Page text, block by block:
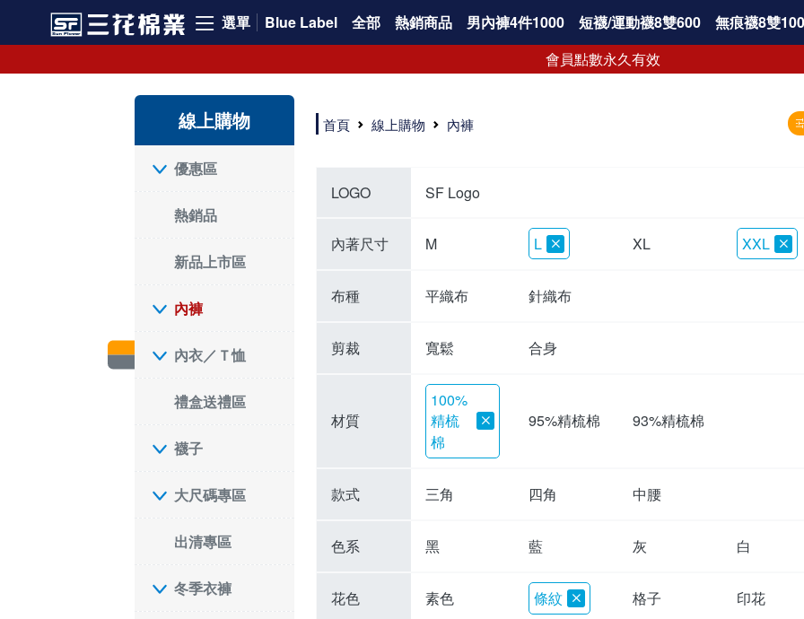
選單 Blue Label 全部 熱銷商品 男內褲4件1000 短襪/運動襪8雙600 無痕襪8雙
會員點數永久有效
線上購物
優惠區
熱銷品
新品上市區
內褲
內衣／Ｔ恤
禮盒送禮區
襪子
大尺碼專區
出清專區
冬季衣褲
選擇內褲、平口褲、純棉內褲首重品質。舒適、透氣的內褲、平口褲、純棉內褲能影響健康，須謹慎挑選。三花內褲透氣不悶，值得信賴！
三花內褲、平口褲、純棉內褲50年來持續升級，符合人體工學設計，柔軟無勒痕的鬆緊帶。三花內褲是肌膚好友，口碑熱銷！
選擇內褲首重品質。三花內褲50年來不斷升級，證明其卓越品質。符合人體工學剪裁，柔軟無痕鬆緊帶，是必買首選。兼具品質與外型，與肌膚零感接觸，穿著舒適，看來有質感。三花內褲設計獨特，質料優良，專業剪裁，呵護肌膚。新鮮高品質棉材製成，多款選擇，耐洗耐穿，三花內褲絕對首選。
"內褲購買及使用經驗網友來信分享 近年來，我經常在大型連鎖賣場如佳瑪、美華泰等地看到三花內褲的展示。最近一兩年，甚至百貨公司及街頭店鋪都開始大量出現三花專櫃或專賣店。我猜測，這應該是三花在營運策略上的調整，才使得這些改變成為現實。 本來，三花內褲一直是消費者選購內褲時的熱門選項之一。內褲櫃點的增多使我更加注意到這個品牌，因此我在選購內褲時，特意多研究了一下三花內褲的設計。 先從內褲外層包裝談起，有些內褲有PP袋包裝，有些則沒有。雖然這是一件小事，但我發現朋友們中有人會介意內褲包裝沒有PP袋。他們認為沒有PP袋會使包裝不夠精美。對我來說，有PP袋確實能提升包裝的精緻度，但內褲不裝PP袋其實也算是環保。所以，這就看每個人對內褲包裝的需求和感受了。 每次購買內褲時，我都會特別帶一件五片式剪裁的內褲。三花的平口內褲被稱為全國第一件五片式剪裁內褲，這話應該不是隨便說說的，畢竟三花是一個擁有超過50年歷史的老品牌，專注於研發和改良內褲。當初，我覺得這種設計有些花俏，只是圖個新鮮買來試試，結果發現內褲多一片真的有其優勢，尤其是減少了內褲卡屁的次數。雖然這個狀況不可能完全消失，但大大增加了穿著的舒適度。 三花內褲的價格也在我能接受的範圍內，因此它逐漸成為我的心頭好。此外，內褲選購時的另一個重要因素是鬆緊帶。看內褲是否舊了，第一眼通常看鬆緊帶。故意或不小心露出內褲褲頭的時候，印象分數也是由鬆緊帶決定的。 很多內褲品牌強調鬆緊帶的造型及花樣，這類內褲非常適合一些特殊場合，如單身聯誼或約會時穿著，能夠加分不少。日常使用的內褲則建議選擇鬆緊帶不易鬆垮的，花樣其次。三花特別強調內褲鬆緊帶的耐洗度，而其他品牌鮮少提及這一點。 分場合選擇內褲是我的習慣。特殊場合內褲要講究一點，但平日則需要選擇鬆緊帶有保障的內褲。畢竟，內褲是每天陪伴我們超過12個小時的衣物，找到適合自己且耐洗耐穿高CP值的內褲才是最明智的選擇。 內褲畢竟是消耗品，定期更換非常重要。如果內褲沾染到髒污或處於潮濕的環境，就不應該撐太久。這是因為內褲長期接觸身體的重要部位，所以選擇和保養都要謹慎。 以上是我個人的內褲使用分享，並非業配，不代表任何人的立場。內褲還是要以自身體驗最為準確。希望大家都能找到適合自己的內褲，並多多支持台灣品牌。"
首頁 線上購物 內褲
LOGO SF Logo
內著尺寸 M L XL XXL
布種 平織布 針織布
剪裁 寬鬆 合身
材質
100%
精梳
棉
95%精梳棉 93%精梳棉
款式 三角 四角 中腰
色系 黑 藍 灰 白
花色 素色 條紋 格子 印花